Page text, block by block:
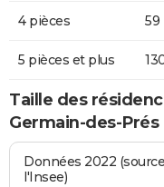
4 pièces 59
5 pièces et plus
Taille des
Germain-des-Prés
Données 2022
l'Insee)